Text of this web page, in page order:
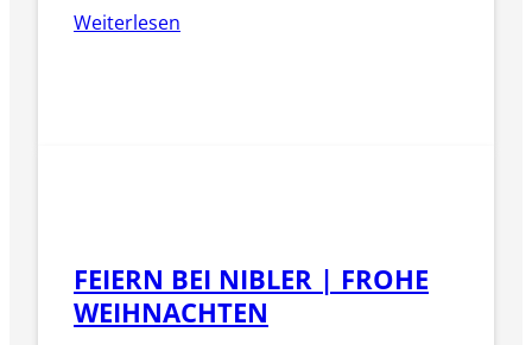
Weiterlesen
FEIERN BEI NIBLER | FROHE
WEIHNACHTEN